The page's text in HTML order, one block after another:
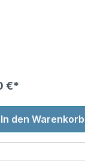
€*
In den Warenkorb